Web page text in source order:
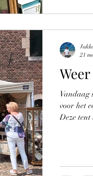
Vandaag
voor het
Deze tent
21